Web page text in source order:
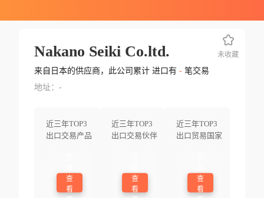
Nakano Seiki Co.ltd.
来自日本的供应商，此公司累计 进口有 -笔交易
地址：-
近三年TOP3
出口交易产品
查
看
近三年TOP3
出口交易伙伴
查
看
近三年TOP3
出口贸易国家
查
看
未收藏